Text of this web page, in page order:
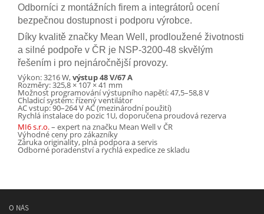
Odborníci z montážních firem a integrátorů ocení
bezpečnou dostupnost i podporu výrobce.
Díky kvalitě značky Mean Well, prodloužené životnosti
a silné podpoře v ČR je NSP-3200-48 skvělým
řešením i pro nejnáročnější provozy.
Výkon: 3216 W,výstup 48 V/67 A
Rozměry: 325,8 × 107 × 41 mm
Možnost programování výstupního napětí: 47,5–58,8 V
Chladicí systém: řízený ventilátor
AC vstup: 90–264 V AC (mezinárodní použití)
Rychlá instalace do pozic 1U, doporučena proudová rezerva
MI6 s.r.o.– expert na značku Mean Well v ČR
Výhodné ceny pro zákazníky
Záruka originality, plná podpora a servis
Odborné poradenství a rychlá expedice ze skladu
O NÁS